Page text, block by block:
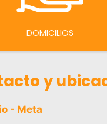
DOMICILIOS
y
- Meta